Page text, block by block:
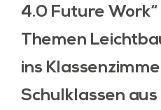
4.0 Future
Themen
ins
Schulklassen